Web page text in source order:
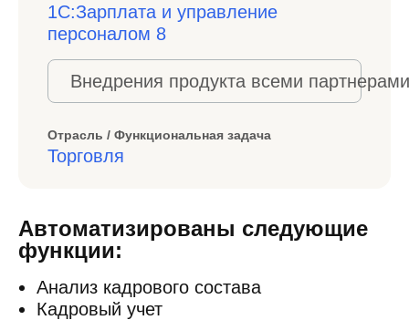
1С:Зарплата и управление
персоналом 8
Внедрения продукта всеми
Отрасль / Функциональная задача
Торговля
Автоматизированы следующие
функции:
Анализ кадрового состава
Кадровый учет